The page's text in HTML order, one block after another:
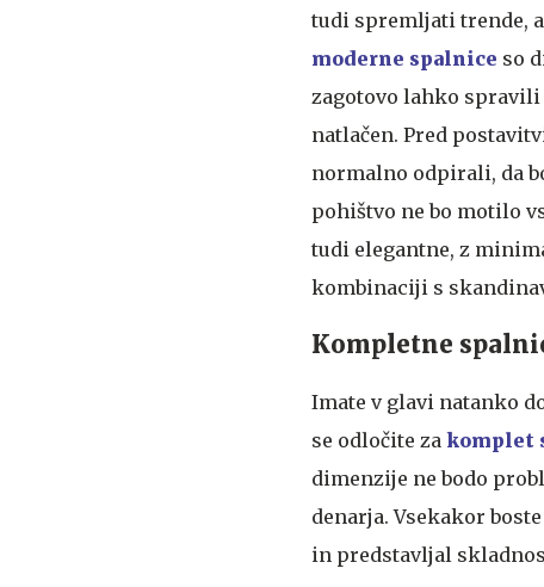
tudi spremljati trende,
moderne spalnice so
zagotovo lahko spravili
natlačen. Pred
normalno odpirali, da
pohištvo ne bo motilo
tudi elegantne, z
kombinaciji s
Kompletne
Imate v glavi natanko
se odločite za komplet
dimenzije ne bodo
denarja. Vsekakor
in predstavljal